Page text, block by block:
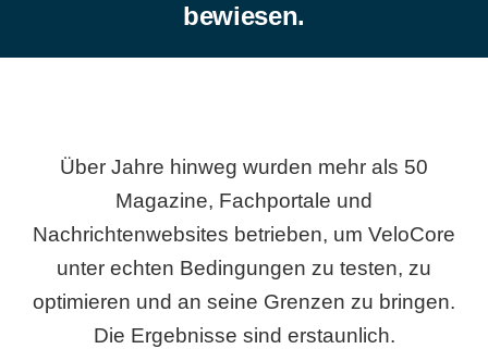
bewiesen.
Über Jahre hinweg wurden mehr als 50
Magazine, Fachportale und
Nachrichtenwebsites betrieben, um VeloCore
unter echten Bedingungen zu testen, zu
optimieren und an seine Grenzen zu bringen.
Die Ergebnisse sind erstaunlich.